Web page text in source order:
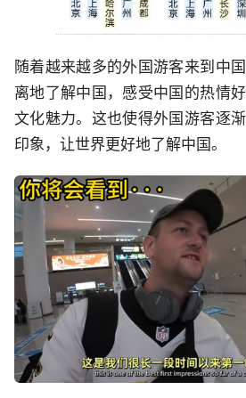
随着越来越多的外国游客来到中
离地了解中国，感受中国的热情
文化魅力。这也使得外国游客逐
印象，让世界更好地了解中国。